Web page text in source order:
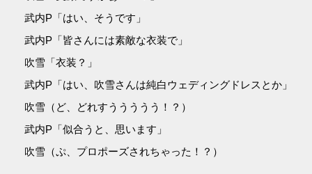
武内P「はい、そうです」
武内P「皆さんには素敵な衣装で」
吹雪「衣装？」
武内P「はい、吹雪さんは純白ウェディングドレスとか」
吹雪（ど、どれすううううう！？）
武内P「似合うと、思います」
吹雪（ぷ、プロポーズされちゃった！？）